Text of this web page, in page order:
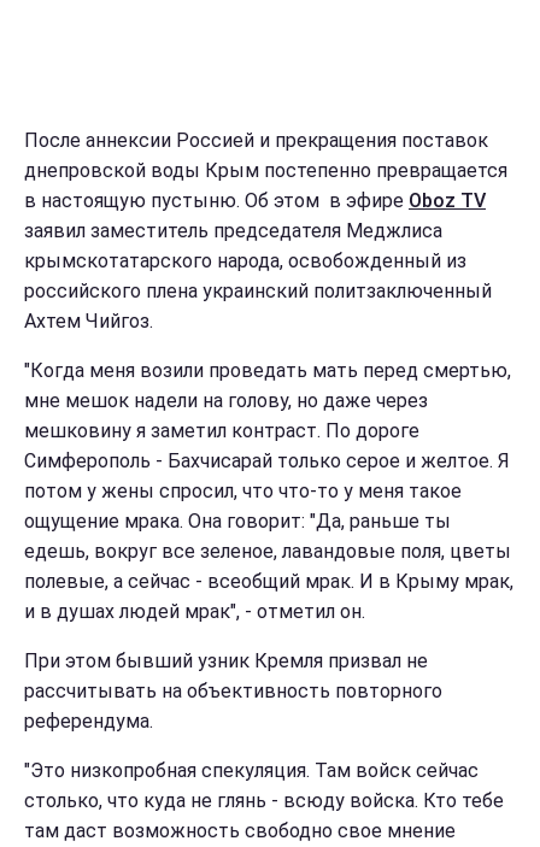
После аннексии Россией и прекращения поставок
днепровской воды Крым постепенно превращается
в настоящую пустыню. Об этом в эфире Oboz TV
заявил заместитель председателя Меджлиса
крымскотатарского народа, освобожденный из
российского плена украинский политзаключенный
Ахтем Чийгоз.
"Когда меня возили проведать мать перед смертью,
мне мешок надели на голову, но даже через
мешковину я заметил контраст. По дороге
Симферополь - Бахчисарай только серое и желтое. Я
потом у жены спросил, что что-то у меня такое
ощущение мрака. Она говорит: "Да, раньше ты
едешь, вокруг все зеленое, лавандовые поля, цветы
полевые, а сейчас - всеобщий мрак. И в Крыму мрак,
и в душах людей мрак", - отметил он.
При этом бывший узник Кремля призвал не
рассчитывать на объективность повторного
референдума.
"Это низкопробная спекуляция. Там войск сейчас
столько, что куда не глянь - всюду войска. Кто тебе
там даст возможность свободно свое мнение